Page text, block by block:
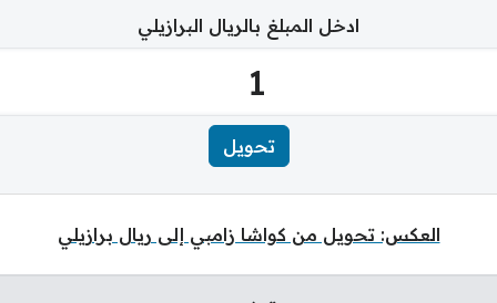
ادخل المبلغ بالريال البرازيلي
العكس: تحويل من كواشا زامبي إلى ريال برازيلي